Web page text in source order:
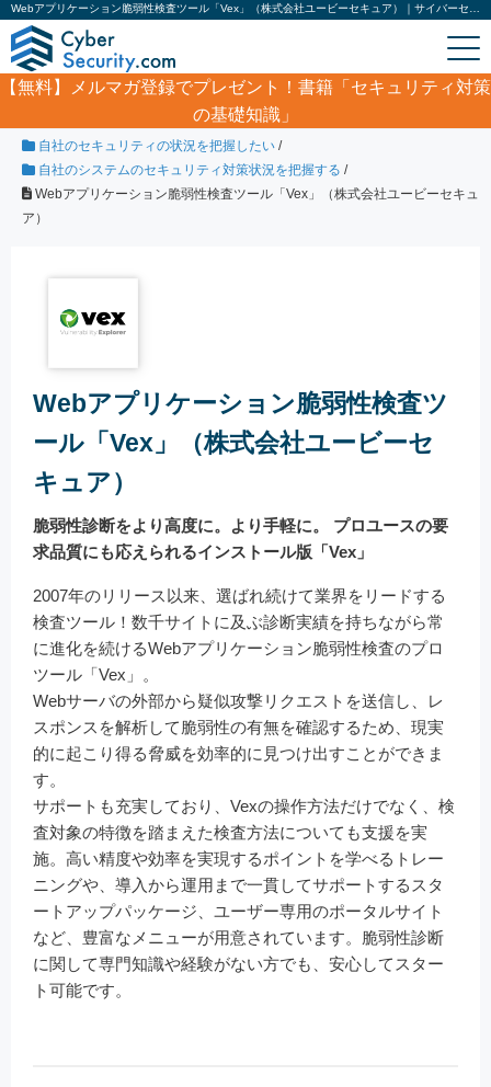
【無料】
メルマガ登録でプレゼント！書籍「セキュリティ対策
の基礎知識」
製品・サービス/
自社のセキュリティの状況を把握したい /
自社のシステムのセキュリティ対策状況を把握する /
Webアプリケーション脆弱性検査ツール「Vex」（株式会社ユービーセキュ
ア）
Webアプリケーション脆弱性検査ツ
ール「Vex」（株式会社ユービーセ
キュア）
脆弱性診断をより高度に。より手軽に。 プロユースの要
求品質にも応えられるインストール版「Vex」
2007年のリリース以来、選ばれ続けて業界をリードする
検査ツール！数千サイトに及ぶ診断実績を持ちながら常
に進化を続けるWebアプリケーション脆弱性検査のプロ
ツール「Vex」。
Webサーバの外部から疑似攻撃リクエストを送信し、レ
スポンスを解析して脆弱性の有無を確認するため、現実
的に起こり得る脅威を効率的に見つけ出すことができま
す。
サポートも充実しており、Vexの操作方法だけでなく、検
査対象の特徴を踏まえた検査方法についても支援を実
施。高い精度や効率を実現するポイントを学べるトレー
ニングや、導入から運用まで一貫してサポートするスタ
ートアップパッケージ、ユーザー専用のポータルサイト
など、豊富なメニューが用意されています。脆弱性診断
に関して専門知識や経験がない方でも、安心してスター
ト可能です。